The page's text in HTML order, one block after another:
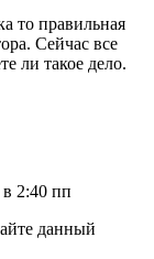
то правильная
Сейчас все
ли такое дело.
в 2:40 пп
данный